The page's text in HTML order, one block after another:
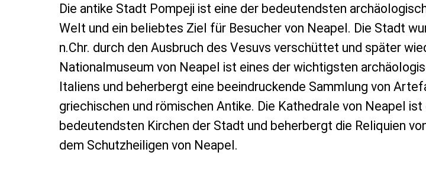
Die antike Stadt Pompeji ist eine der bedeutendsten
Welt und ein beliebtes Ziel für Besucher von Neapel. Die Stadt
n.Chr. durch den Ausbruch des Vesuvs verschüttet und später
Nationalmuseum von Neapel ist eines der wichtigsten
Italiens und beherbergt eine beeindruckende Sammlung von
griechischen und römischen Antike. Die Kathedrale von Neapel ist
bedeutendsten Kirchen der Stadt und beherbergt die Reliquien
dem Schutzheiligen von Neapel.